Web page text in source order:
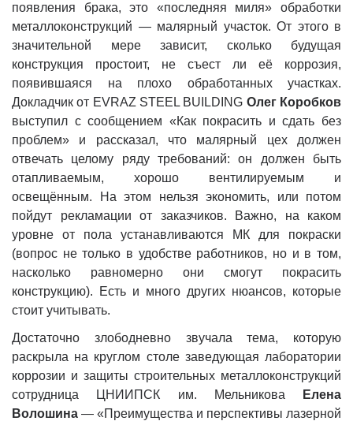
появления брака, это «последняя миля» обработки
металлоконструкций — малярный участок. От этого в
значительной мере зависит, сколько будущая
конструкция простоит, не съест ли её коррозия,
появившаяся на плохо обработанных участках.
Докладчик от EVRAZ STEEL BUILDING Олег Коробков
выступил с сообщением «Как покрасить и сдать без
проблем» и рассказал, что малярный цех должен
отвечать целому ряду требований: он должен быть
отапливаемым, хорошо вентилируемым и
освещённым. На этом нельзя экономить, или потом
пойдут рекламации от заказчиков. Важно, на каком
уровне от пола устанавливаются МК для покраски
(вопрос не только в удобстве работников, но и в том,
насколько равномерно они смогут покрасить
конструкцию). Есть и много других нюансов, которые
стоит учитывать.
Достаточно злободневно звучала тема, которую
раскрыла на круглом столе заведующая лаборатории
коррозии и защиты строительных металлоконструкций
сотрудница ЦНИИПСК им. Мельникова
Елена
Волошина — «Преимущества и перспективы лазерной